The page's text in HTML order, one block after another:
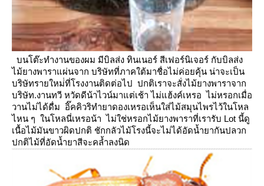
บนโต๊ะทำงานของผม มีบิลส่ง ทินเนอร์ สีเฟอร์นิเจอร์ กับบิลส่ง
ไม้ยางพาราแผ่นจาก บริษัทที่ภาคใต้มาชื่อไม่ค่อยคุ้น น่าจะเป็น
บริษัทรายใหม่่ที่โรงงานติดต่อไป ปกติเราจะสั่งไม้ยางพาราจาก
บริษัท.งานทวี หวัดดีน้าไวน์มาแต่เช้า ไม่แฮ้งค์เหรอ ไม่หรอกเมื่อ
วานไม่ได้ดื่ม อิ๊คคิวริทำยาดองเหรอเห็นใส่ไม้สมุนไพรไว้ในโหล
ไหน ๆ ในโหลนี่เหรอน้า ไม่ใช่หรอกไม้ยางพาราที่เรารับ Lot นี้ดู
เนื้อไม้มันขาวผิดปกติ ชักกลัวไม้โรงนี้จะไม่ได้อัดน้ำยากันปลวก
ปกติไม้ที่อัดน้ำยาสีจะคล้ำลงนิด